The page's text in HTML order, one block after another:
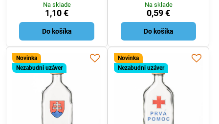
Na sklade
1,10 €
Do košíka
Na sklade
0,59 €
Do košíka
Novinka
Nezabudni uzáver
Novinka
Nezabudni uzáver